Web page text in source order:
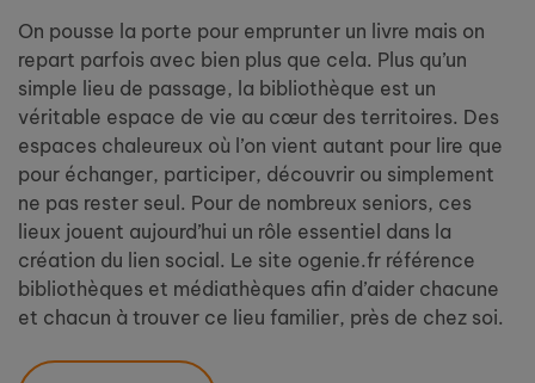
On pousse la porte pour emprunter un livre mais on
repart parfois avec bien plus que cela. Plus qu’un
simple lieu de passage, la bibliothèque est un
véritable espace de vie au cœur des territoires. Des
espaces chaleureux où l’on vient autant pour lire que
pour échanger, participer, découvrir ou simplement
ne pas rester seul. Pour de nombreux seniors, ces
lieux jouent aujourd’hui un rôle essentiel dans la
création du lien social. Le site ogenie.fr référence
bibliothèques et médiathèques afin d’aider chacune
et chacun à trouver ce lieu familier, près de chez soi.